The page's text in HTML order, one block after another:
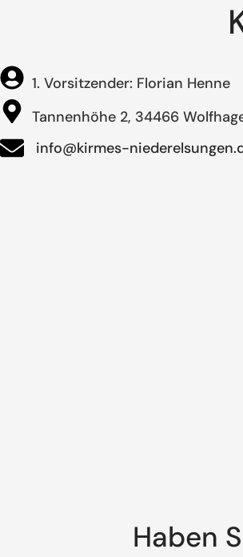
1. Vorsitzender: Florian Henne
Tannenhöhe 2, 34466
info@kirmes-
Haben